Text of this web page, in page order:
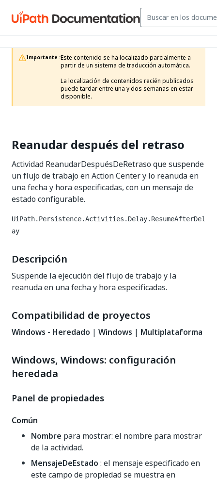
Importante :Este contenido se ha localizado parcialmente a
partir de un sistema de traducción automática.
La localización de contenidos recién publicados
puede tardar entre una y dos semanas en estar
disponible.
Reanudar después del retraso
Actividad ReanudarDespuésDeRetraso que suspende
un flujo de trabajo en Action Center y lo reanuda en
una fecha y hora especificadas, con un mensaje de
estado configurable.
UiPath.Persistence.Activities.Delay.ResumeAfterDel
ay
Descripción
Suspende la ejecución del flujo de trabajo y la
reanuda en una fecha y hora especificadas.
Compatibilidad de proyectos
Windows - Heredado | Windows | Multiplataforma
Windows, Windows: configuración
heredada
Panel de propiedades
Común
Nombre para mostrar: el nombre para mostrar
de la actividad.
MensajeDeEstado : el mensaje especificado en
este campo de propiedad se muestra en